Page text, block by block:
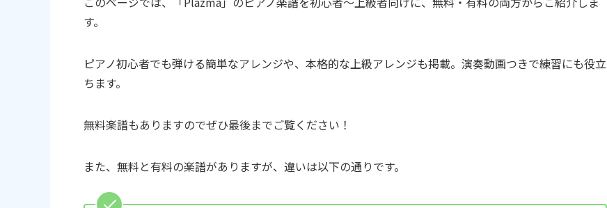
す。
ピアノ初心者でも弾ける簡単なアレンジや、本格的な上級アレンジも掲載。演奏動画つきで練習にも役立
ちます。
無料楽譜もありますのでぜひ最後までご覧ください！
また、無料と有料の楽譜がありますが、違いは以下の通りです。